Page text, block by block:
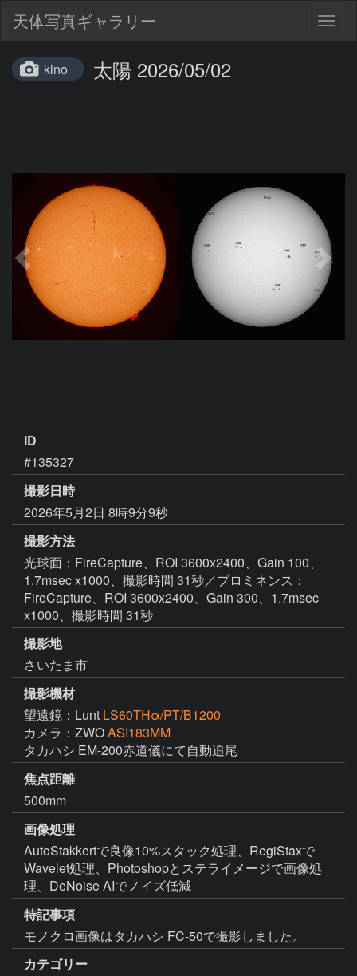
天体写真ギャラリー
kino 太陽 2026/05/02
ID
#135327
撮影日時
2026年5月2日 8時9分9秒
撮影方法
光球面：FireCapture、ROI 3600x2400、Gain 100、
1.7msec x1000、撮影時間 31秒／プロミネンス：
FireCapture、ROI 3600x2400、Gain 300、1.7msec
x1000、撮影時間 31秒
撮影地
さいたま市
撮影機材
望遠鏡：Lunt LS60THα/PT/B1200
カメラ：ZWOASI183MM
タカハシ EM-200赤道儀にて自動追尾
焦点距離
500mm
画像処理
AutoStakkertで良像10%スタック処理、RegiStaxで
Wavelet処理、Photoshopとステライメージで画像処
理、DeNoise AIでノイズ低減
特記事項
モノクロ画像はタカハシ FC-50で撮影しました。
カテゴリー